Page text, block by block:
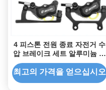
4 피스톤 전원 종료 자전거 수
압 브레이크 세트 알루미늄 재
료
최고의 가격을 얻으십시오